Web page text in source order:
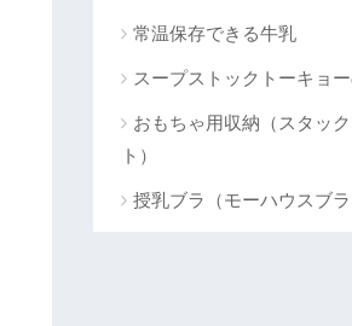
常温保存できる牛乳
スープストックトーキョ
おもちゃ用収納（スタッ
ト）
授乳ブラ（モーハウスブラ